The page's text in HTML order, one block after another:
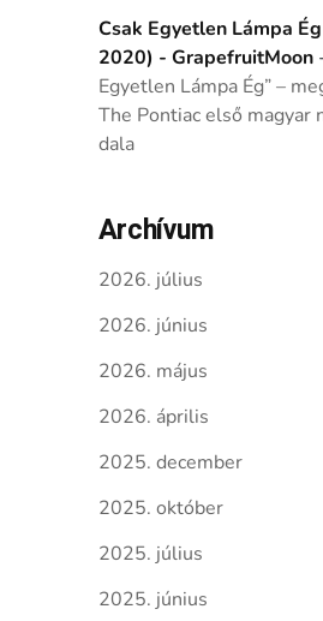
Csak Egyetlen Lámpa
2020) - GrapefruitMoon
Egyetlen Lámpa Ég” –
The Pontiac első magyar
dala
Archívum
2026. július
2026. június
2026. május
2026. április
2025. december
2025. október
2025. július
2025. június